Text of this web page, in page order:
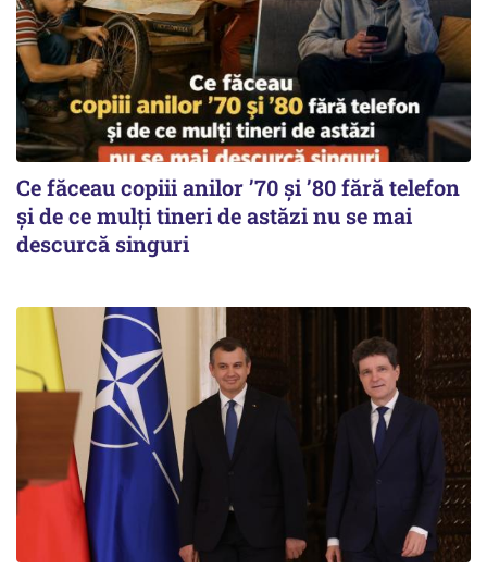
Ce făceau copiii anilor ’70 și ’80 fără telefon
și de ce mulți tineri de astăzi nu se mai
descurcă singuri